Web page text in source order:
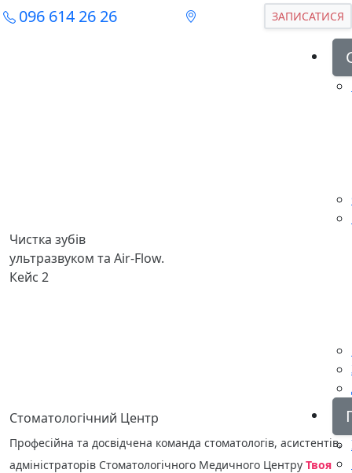
096 614 26 26 ЗАПИСАТИСЯ
Чистка зубів
ультразвуком та Air-Flow.
Кейс 2
Стоматологічний Центр
Професійна та досвідчена команда стоматологів, асистентів,
адміністраторів Стоматологічного Медичного Центру Твоя